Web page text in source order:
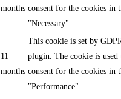
months consent for the cookies in
"Necessary".
11
months
This cookie is set by
plugin. The cookie is used
consent for the cookies in
"Performance".